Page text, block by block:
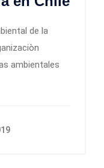
de la
ambientales